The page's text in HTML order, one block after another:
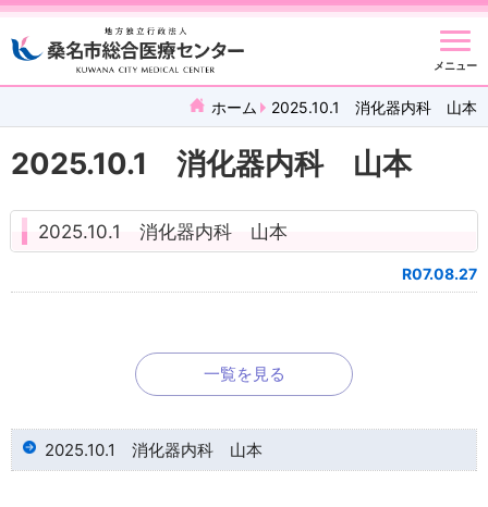
メニュー
ホーム 2025.10.1 消化器内科 山本
2025.10.1 消化器内科 山本
2025.10.1 消化器内科 山本
R07.08.27
一覧を見る
2025.10.1 消化器内科 山本